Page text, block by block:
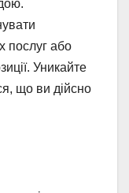
послуг або
Уникайте
що ви дійсно